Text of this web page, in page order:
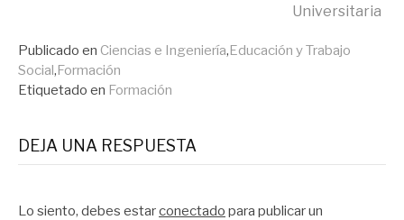
Universitaria
Publicado en Ciencias e Ingeniería, Educación y Trabajo
Social , Formación
Etiquetado en Formación
DEJA UNA RESPUESTA
Lo siento, debes estarconectado para publicar un